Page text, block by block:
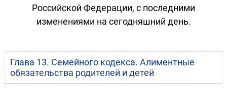
Российской Федерации, с последними
изменениями на сегодняшний день.
Глава 13. Семейного кодекса. Алиментные
обязательства родителей и детей